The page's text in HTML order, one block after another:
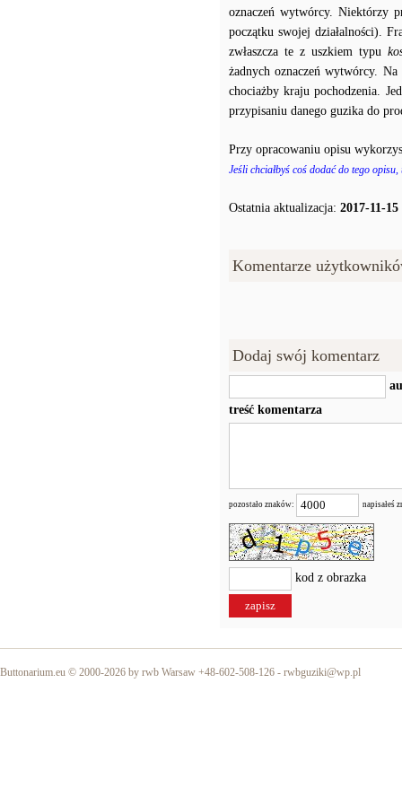
oznaczeń wytwórcy. Niektórzy
początku swojej działalności).
zwłaszcza te z uszkiem typu
żadnych oznaczeń wytwórcy.
chociażby kraju pochodzenia.
przypisaniu danego guzika do
Przy opracowaniu opisu
Jeśli chciałbyś coś dodać do tego
Ostatnia aktualizacja: 2017-11-15
Komentarze
Dodaj swój komentarz
treść komentarza
pozostało znaków: napisałeś
kod z obrazka
Buttonarium.eu © 2000-2026 by rwb Warsaw +48-602-508-126 - rwbguziki@wp.pl